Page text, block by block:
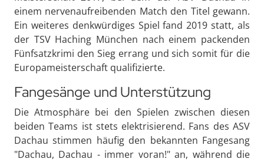
einem nervenaufreibenden Match den Titel gewann.
Ein weiteres denkwürdiges Spiel fand 2019 statt, als
der TSV Haching München nach einem packenden
Fünfsatzkrimi den Sieg errang und sich somit für die
Europameisterschaft qualifizierte.
Fangesänge und Unterstützung
Die Atmosphäre bei den Spielen zwischen diesen
beiden Teams ist stets elektrisierend. Fans des ASV
Dachau stimmen häufig den bekannten Fangesang
"Dachau, Dachau - immer voran!" an, während die